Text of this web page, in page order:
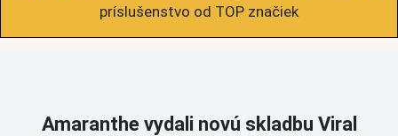
príslušenstvo od TOP značiek
Amaranthe vydali novú skladbu Viral